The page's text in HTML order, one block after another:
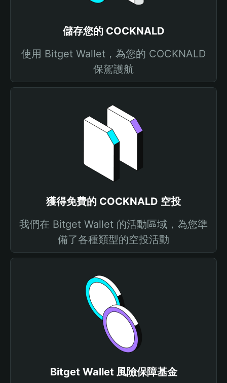
儲存您的 COCKNALD
使用 Bitget Wallet，為您的 COCKNALD
保駕護航
獲得免費的 COCKNALD 空投
我們在 Bitget Wallet 的活動區域，為您準
備了各種類型的空投活動
Bitget Wallet 風險保障基金